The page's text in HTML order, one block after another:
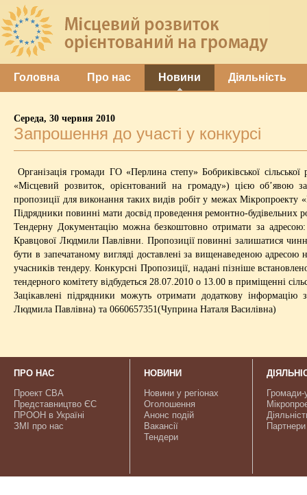
Головна Про нас Новини Діяльність
Середа, 30 червня 2010
Запрошення до участі у конкурсі
Організація громади ГО «Перлина степу» Бобриківської
«Місцевий розвиток, орієнтований на громаду») цією об’явою
пропозиції для виконання таких видів робіт у межах Мікропроекту
Підрядники повинні мати досвід проведення ремонтно-будівельних
Тендерну Документацію можна безкоштовно отримати за
Кравцової Людмили Павлівни. Пропозиції повинні залишатися
бути в запечатаному вигляді доставлені за вищенаведеною
учасників тендеру. Конкурсні Пропозиції, надані пізніше
тендерного комітету відбудеться 28.07.2010 о 13.00 в приміщенні
Зацікавлені підрядники можуть отримати додаткову
Людмила Павлівна) та 0660657351(Чуприна Наталя Василівна)
ПРО НАС
Проект CBA
Представництво ЄС
ПРООН в Україні
ЗМІ про нас
НОВИНИ
Новини у регіонах
Оголошення
Анонс подій
Вакансії
Тендери
Громади-
Партнери